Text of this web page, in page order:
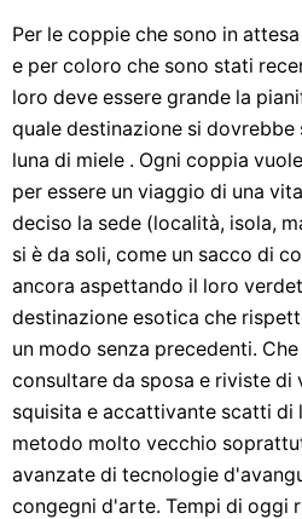
Per le coppie che sono in
e per coloro che sono stati
loro deve essere grande la
quale destinazione si
luna di miele . Ogni coppia
per essere un viaggio di una
deciso la sede (località, isola,
si è da soli, come un sacco di
ancora aspettando il loro
destinazione esotica che
un modo senza precedenti.
consultare da sposa e riviste di
squisita e accattivante scatti di
metodo molto vecchio
avanzate di tecnologie
congegni d'arte. Tempi di oggi